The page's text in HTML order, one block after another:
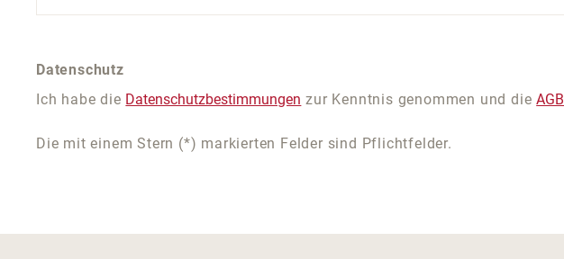
Datenschutz
Ich habe die Datenschutzbestimmungen zur Kenntnis genommen und dieAGB
Die mit einem Stern (*) markierten Felder sind Pflichtfelder.